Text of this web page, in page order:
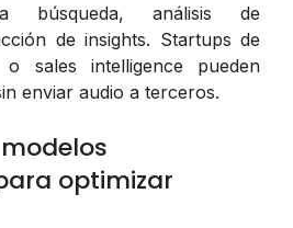
búsqueda, análisis de
de insights. Startups de
o sales intelligence pueden
enviar audio a terceros.
optimizar